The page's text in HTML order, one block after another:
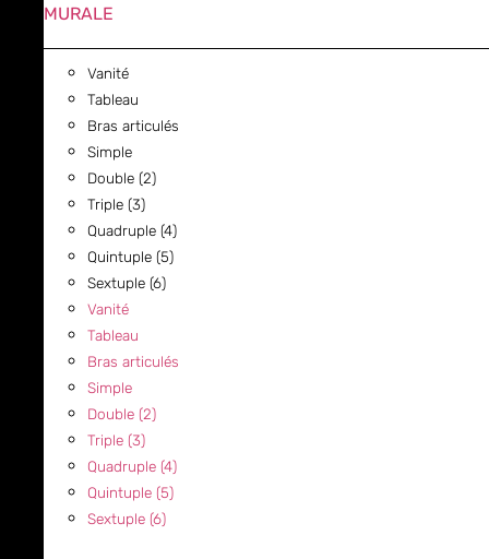
MURALE
Vanité
Tableau
Bras articulés
Simple
Double (2)
Triple (3)
Quadruple (4)
Quintuple (5)
Sextuple (6)
Vanité
Tableau
Bras articulés
Simple
Double (2)
Triple (3)
Quadruple (4)
Quintuple (5)
Sextuple (6)